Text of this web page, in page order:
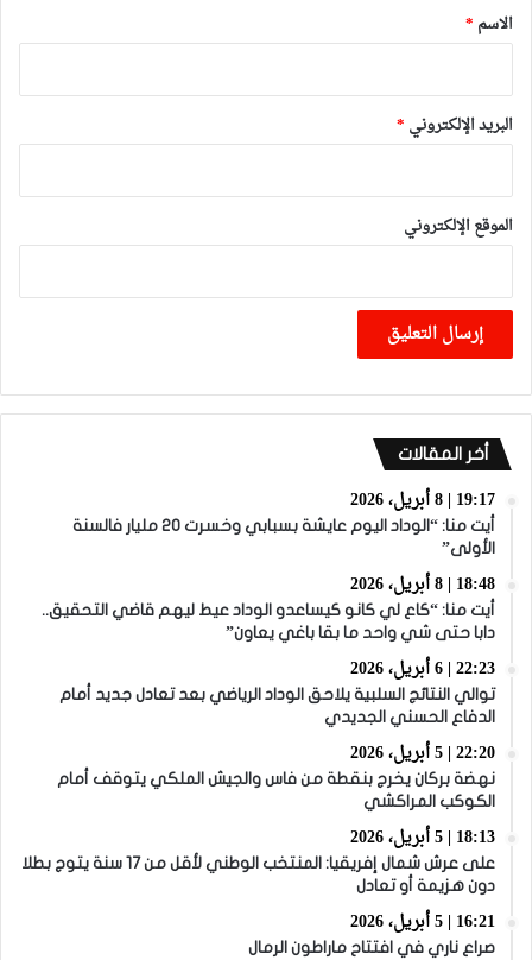
*
الاسم *
البريد الإلكتروني *
الموقع الإلكتروني
أخر المقالات
19:17 | 8 أبريل، 2026
أيت منا: “الوداد اليوم عايشة بسبابي وخسرت 20 مليار فالسنة
الأولى”
18:48 | 8 أبريل، 2026
أيت منا: “كاع لي كانو كيساعدو الوداد عيط ليهم قاضي التحقيق..
دابا حتى شي واحد ما بقا باغي يعاون”
22:23 | 6 أبريل، 2026
توالي النتائج السلبية يلاحق الوداد الرياضي بعد تعادل جديد أمام
الدفاع الحسني الجديدي
22:20 | 5 أبريل، 2026
نهضة بركان يخرج بنقطة من فاس والجيش الملكي يتوقف أمام
الكوكب المراكشي
18:13 | 5 أبريل، 2026
على عرش شمال إفريقيا: المنتخب الوطني لأقل من 17 سنة يتوج بطلا
دون هزيمة أو تعادل
16:21 | 5 أبريل، 2026
صراع ناري في افتتاح ماراطون الرمال